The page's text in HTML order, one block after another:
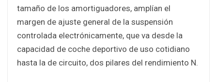
tamaño de los amortiguadores, amplían el
margen de ajuste general de la suspensión
controlada electrónicamente, que va desde la
capacidad de coche deportivo de uso cotidiano
hasta la de circuito, dos pilares del rendimiento N.